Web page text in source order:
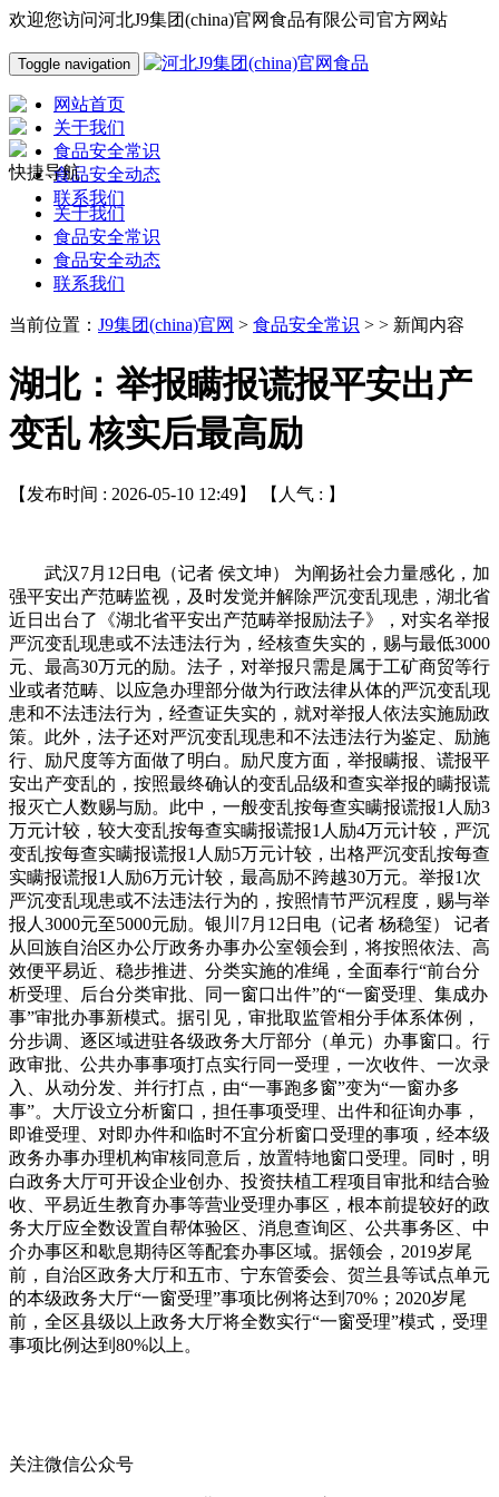
欢迎您访问河北J9集团(china)官网食品有限公司官方网站
Toggle navigation
网站首页
关于我们
食品安全常识
食品安全动态
联系我们
快捷导航
关于我们
食品安全常识
食品安全动态
联系我们
当前位置： J9集团(china)官网 > 食品安全常识 > > 新闻内容
湖北：举报瞒报谎报平安出产
变乱 核实后最高励
【发布时间 : 2026-05-10 12:49】 【人气 : 】
武汉7月12日电（记者 侯文坤） 为阐扬社会力量感化，加
强平安出产范畴监视，及时发觉并解除严沉变乱现患，湖北省
近日出台了《湖北省平安出产范畴举报励法子》，对实名举报
严沉变乱现患或不法违法行为，经核查失实的，赐与最低3000
元、最高30万元的励。法子，对举报只需是属于工矿商贸等行
业或者范畴、以应急办理部分做为行政法律从体的严沉变乱现
患和不法违法行为，经查证失实的，就对举报人依法实施励政
策。此外，法子还对严沉变乱现患和不法违法行为鉴定、励施
行、励尺度等方面做了明白。励尺度方面，举报瞒报、谎报平
安出产变乱的，按照最终确认的变乱品级和查实举报的瞒报谎
报灭亡人数赐与励。此中，一般变乱按每查实瞒报谎报1人励3
万元计较，较大变乱按每查实瞒报谎报1人励4万元计较，严沉
变乱按每查实瞒报谎报1人励5万元计较，出格严沉变乱按每查
实瞒报谎报1人励6万元计较，最高励不跨越30万元。举报1次
严沉变乱现患或不法违法行为的，按照情节严沉程度，赐与举
报人3000元至5000元励。银川7月12日电（记者 杨稳玺） 记者
从回族自治区办公厅政务办事办公室领会到，将按照依法、高
效便平易近、稳步推进、分类实施的准绳，全面奉行“前台分
析受理、后台分类审批、同一窗口出件”的“一窗受理、集成办
事”审批办事新模式。据引见，审批取监管相分手体系体例，
分步调、逐区域进驻各级政务大厅部分（单元）办事窗口。行
政审批、公共办事事项打点实行同一受理，一次收件、一次录
入、从动分发、并行打点，由“一事跑多窗”变为“一窗办多
事”。大厅设立分析窗口，担任事项受理、出件和征询办事，
即谁受理、对即办件和临时不宜分析窗口受理的事项，经本级
政务办事办理机构审核同意后，放置特地窗口受理。同时，明
白政务大厅可开设企业创办、投资扶植工程项目审批和结合验
收、平易近生教育办事等营业受理办事区，根本前提较好的政
务大厅应全数设置自帮体验区、消息查询区、公共事务区、中
介办事区和歇息期待区等配套办事区域。据领会，2019岁尾
前，自治区政务大厅和五市、宁东管委会、贺兰县等试点单元
的本级政务大厅“一窗受理”事项比例将达到70%；2020岁尾
前，全区县级以上政务大厅将全数实行“一窗受理”模式，受理
事项比例达到80%以上。
关注微信公众号